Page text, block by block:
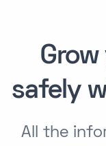
safely
All the